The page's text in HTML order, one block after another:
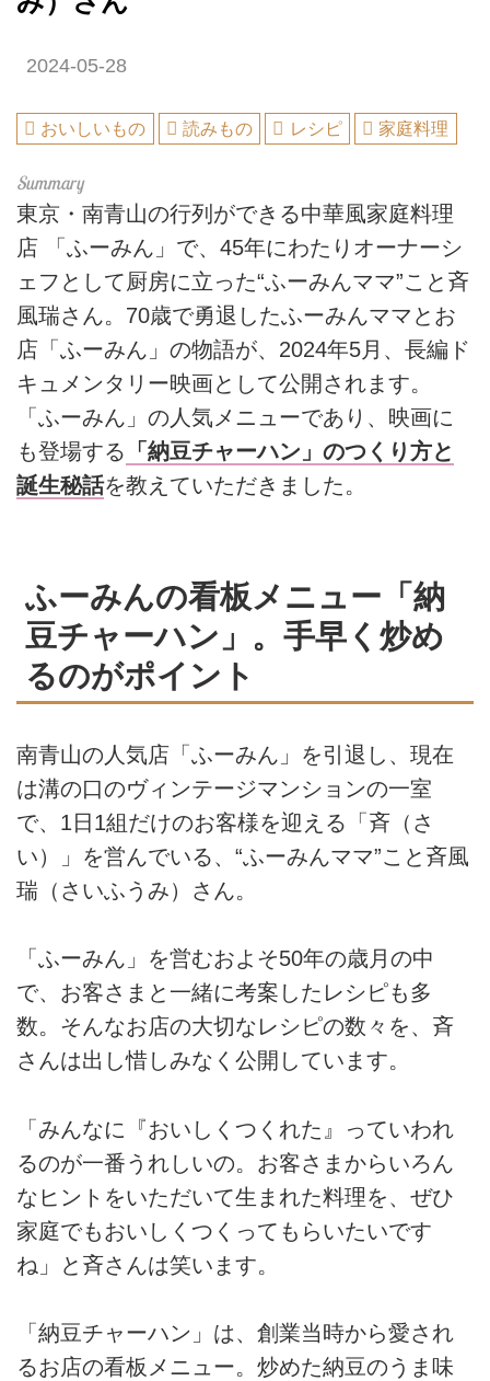
2024-05-28
おいしいもの 読みもの レシピ 家庭料理
東京・南青山の行列ができる中華風家庭料理
店 「ふーみん」で、45年にわたりオーナーシ
ェフとして厨房に立った“ふーみんママ”こと斉
風瑞さん。70歳で勇退したふーみんママとお
店「ふーみん」の物語が、2024年5月、長編ド
キュメンタリー映画として公開されます。
「ふーみん」の人気メニューであり、映画に
も登場する 「納豆チャーハン」のつくり方と
誕生秘話を教えていただきました。
ふーみんの看板メニュー「納
豆チャーハン」。手早く炒め
るのがポイント
南青山の人気店「ふーみん」を引退し、現在
は溝の口のヴィンテージマンションの一室
で、1日1組だけのお客様を迎える「斉（さ
い）」を営んでいる、“ふーみんママ”こと斉風
瑞（さいふうみ）さん。
「ふーみん」を営むおよそ50年の歳月の中
で、お客さまと一緒に考案したレシピも多
数。そんなお店の大切なレシピの数々を、斉
さんは出し惜しみなく公開しています。
「みんなに『おいしくつくれた』っていわれ
るのが一番うれしいの。お客さまからいろん
なヒントをいただいて生まれた料理を、ぜひ
家庭でもおいしくつくってもらいたいです
ね」と斉さんは笑います。
「納豆チャーハン」は、創業当時から愛され
るお店の看板メニュー。炒めた納豆のうま味